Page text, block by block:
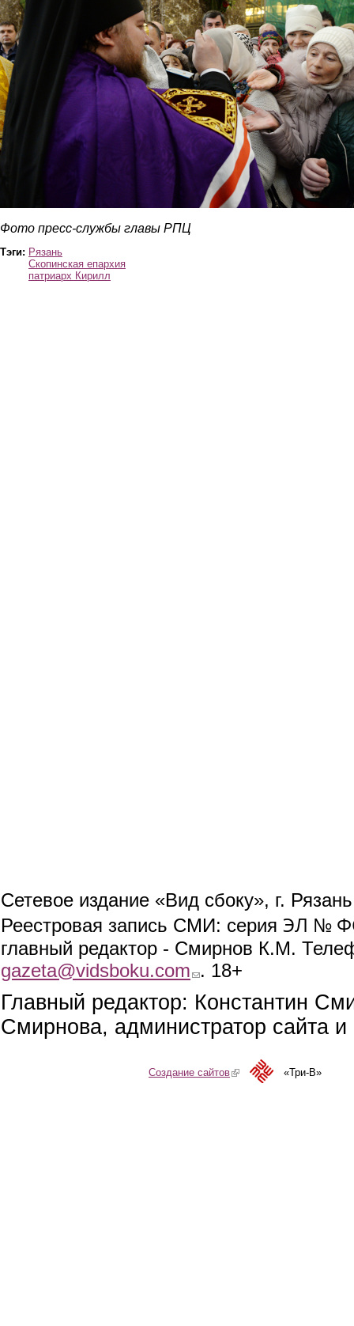
Фото пресс-службы главы РПЦ
Тэги: Рязань
Скопинская епархия
патриарх Кирилл
Сетевое издание «Вид сбоку», г.
Реестровая запись СМИ: серия ЭЛ №
главный редактор - Смирнов К.М.
gazeta@vidsboku.com (link sends e-mail)
. 18+
Главный редактор: Константин
Смирнова, администратор сайта
Создание сайтов(link is external)«Три-В»